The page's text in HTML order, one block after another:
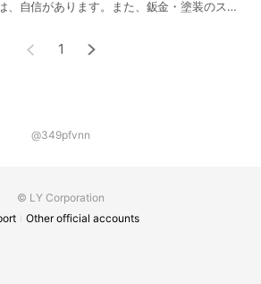
、自信があります。また、鈑金・塗装のスペ
やオリジナルカスタムカーを作成したいとい
1
@349pfvnn
© LY Corporation
Other official accounts